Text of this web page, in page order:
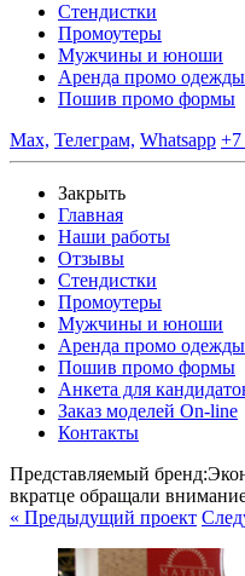
Стендистки
Промоутеры
Мужчины и юноши
Аренда промо одежды
Пошив промо формы
Max, Телеграм, Whatsapp +7
Закрыть
Главная
Наши работы
Отзывы
Стендистки
Промоутеры
Мужчины и юноши
Аренда промо одежды
Пошив промо формы
Анкета для
Заказ моделей On-line
Контакты
Представляемый бренд:
вкратце обращали
« Предыдущий проект